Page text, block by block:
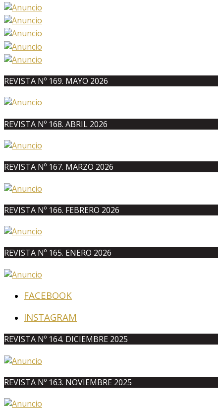
REVISTA Nº 169. MAYO 2026
REVISTA Nº 168. ABRIL 2026
REVISTA Nº 167. MARZO 2026
REVISTA Nº 166. FEBRERO 2026
REVISTA Nº 165. ENERO 2026
FACEBOOK
INSTAGRAM
REVISTA Nº 164. DICIEMBRE 2025
REVISTA Nº 163. NOVIEMBRE 2025